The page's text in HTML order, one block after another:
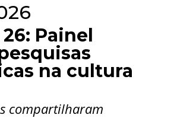
Painel
na cultura
compartilharam